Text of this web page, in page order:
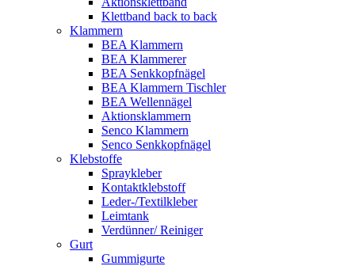
Klettband back to back
Klammern
BEA Klammern
BEA Klammerer
BEA Senkkopfnägel
BEA Klammern Tischler
BEA Wellennägel
Aktionsklammern
Senco Klammern
Senco Senkkopfnägel
Klebstoffe
Spraykleber
Kontaktklebstoff
Leder-/Textilkleber
Leimtank
Verdünner/ Reiniger
Gurt
Gummigurte